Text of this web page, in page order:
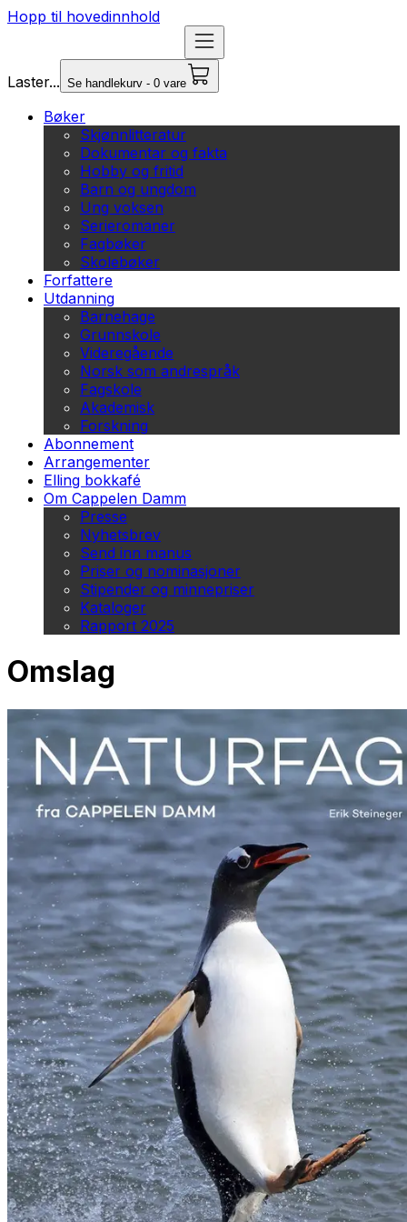
Hopp til hovedinnhold
Laster... Se handlekurv - 0 vare
Bøker
Skjønnlitteratur
Dokumentar og fakta
Hobby og fritid
Barn og ungdom
Ung voksen
Serieromaner
Fagbøker
Skolebøker
Forfattere
Utdanning
Barnehage
Grunnskole
Videregående
Norsk som andrespråk
Fagskole
Akademisk
Forskning
Abonnement
Arrangementer
Elling bokkafé
Om Cappelen Damm
Presse
Nyhetsbrev
Send inn manus
Priser og nominasjoner
Stipender og minnepriser
Kataloger
Rapport 2025
Omslag